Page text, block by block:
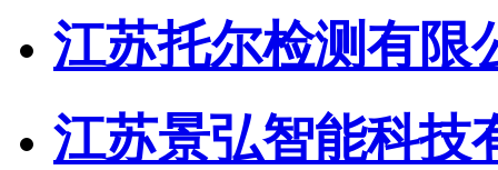
江苏托尔检测有限
江苏景弘智能科技